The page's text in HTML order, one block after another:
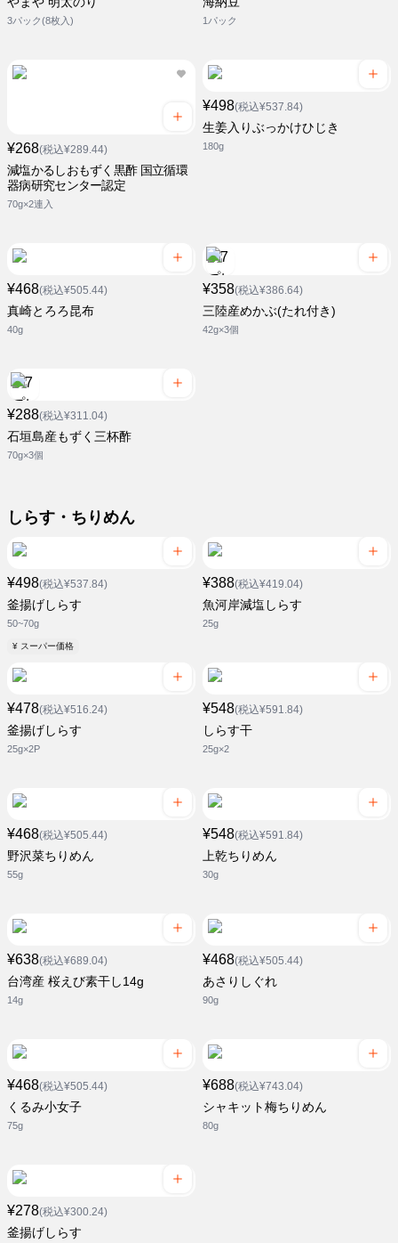
3パック(8枚入) 1パック
¥268(税込¥289.44)
減塩かるしおもずく黒酢 国立循環
器病研究センター認定
70g×2連入
¥498(税込¥537.84)
生姜入りぶっかけひじき
180g
¥468(税込¥505.44)
真崎とろろ昆布
40g
¥358(税込¥386.64)
三陸産めかぶ(たれ付き)
42g×3個
¥288(税込¥311.04)
石垣島産もずく三杯酢
70g×3個
しらす・ちりめん
¥498(税込¥537.84)
釜揚げしらす
50~70g
¥ スーパー価格
¥388(税込¥419.04)
魚河岸減塩しらす
25g
¥478(税込¥516.24)
釜揚げしらす
25g×2P
¥548(税込¥591.84)
しらす干
25g×2
¥468(税込¥505.44)
野沢菜ちりめん
55g
¥548(税込¥591.84)
上乾ちりめん
30g
¥638(税込¥689.04)
台湾産 桜えび素干し14g
14g
¥468(税込¥505.44)
あさりしぐれ
90g
¥468(税込¥505.44)
くるみ小女子
75g
¥688(税込¥743.04)
シャキット梅ちりめん
80g
¥278(税込¥300.24)
釜揚げしらす